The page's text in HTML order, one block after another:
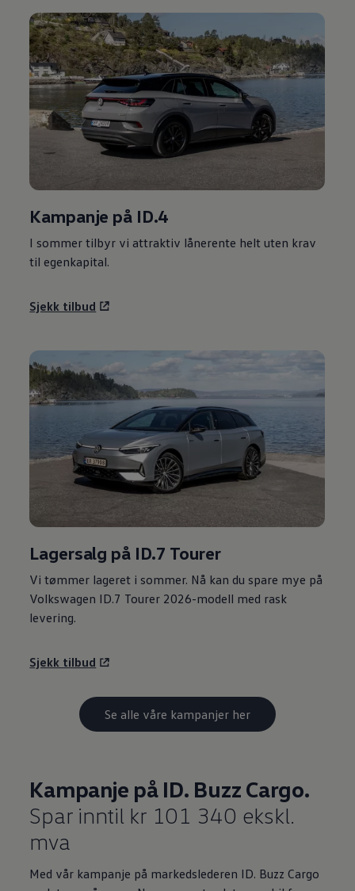
Kampanje på ID.4
I sommer tilbyr vi attraktiv lånerente helt uten krav
til egenkapital.
Sjekk tilbud
Lagersalg på ID.7 Tourer
Vi tømmer lageret i sommer. Nå kan du spare mye på
Volkswagen ID.7 Tourer 2026-modell med rask
levering.
Sjekk tilbud
Se alle våre kampanjer her
Kampanje på ID. Buzz Cargo.
Spar inntil kr 101 340 ekskl.
mva
Med vår kampanje på markedslederen ID. Buzz Cargo